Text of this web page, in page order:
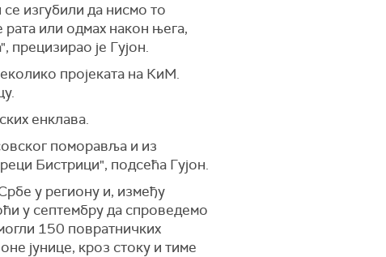
изгубили да нисмо то
рата или одмах након њега,
је Гујон.
пројеката на КиМ.
енклава.
поморавља и из
Бистрици", подсећа Гујон.
у региону и, између
у септембру да спроведемо
150 повратничких
јунице, кроз стоку и тиме